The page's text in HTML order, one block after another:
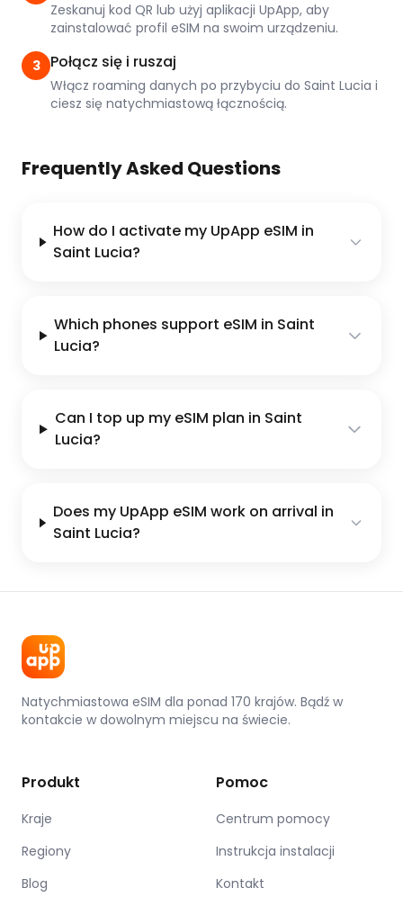
Zeskanuj kod QR lub użyj aplikacji UpApp, aby
zainstalować profil eSIM na swoim urządzeniu.
3 Połącz się i ruszaj
Włącz roaming danych po przybyciu do Saint Lucia i
ciesz się natychmiastową łącznością.
Frequently Asked Questions
How do I activate my UpApp eSIM in
Saint Lucia?
Which phones support eSIM in Saint
Lucia?
Can I top up my eSIM plan in Saint
Lucia?
Does my UpApp eSIM work on arrival in
Saint Lucia?
Natychmiastowa eSIM dla ponad 170 krajów. Bądź w
kontakcie w dowolnym miejscu na świecie.
Produkt
Kraje
Regiony
Blog
Pomoc
Centrum pomocy
Instrukcja instalacji
Kontakt